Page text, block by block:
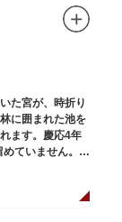
た宮が、時折り
に囲まれた池を
ます。慶応4年
めていません。根